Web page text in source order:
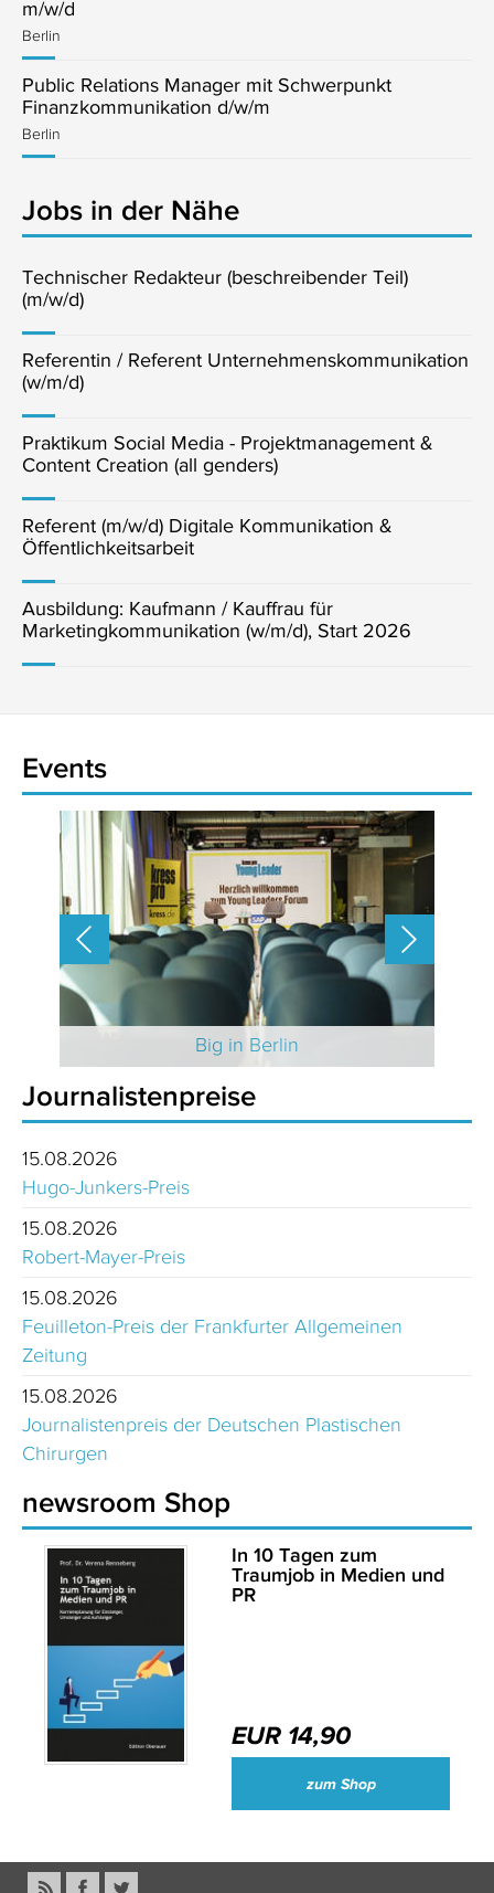
m/w/d
Berlin
Public Relations Manager mit Schwerpunkt
Finanzkommunikation d/w/m
Berlin
Jobs in der Nähe
Technischer Redakteur (beschreibender Teil)
(m/w/d)
Referentin / Referent Unternehmenskommunikation
(w/m/d)
Praktikum Social Media - Projektmanagement &
Content Creation (all genders)
Referent (m/w/d) Digitale Kommunikation &
Öffentlichkeitsarbeit
Ausbildung: Kaufmann / Kauffrau für
Marketingkommunikation (w/m/d), Start 2026
Events
Big in Berlin
Journalistenpreise
15.08.2026
Hugo-Junkers-Preis
15.08.2026
Robert-Mayer-Preis
15.08.2026
Feuilleton-Preis der Frankfurter Allgemeinen
Zeitung
15.08.2026
Journalistenpreis der Deutschen Plastischen
Chirurgen
newsroom Shop
In 10 Tagen zum
Traumjob in Medien und
PR
EUR 14,90
zum Shop